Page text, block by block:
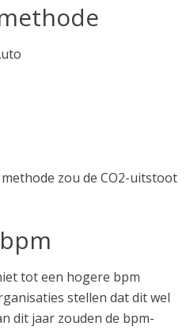
zou de CO2-uitstoot
tot een hogere bpm
stellen dat dit wel
dit jaar zouden de bpm-